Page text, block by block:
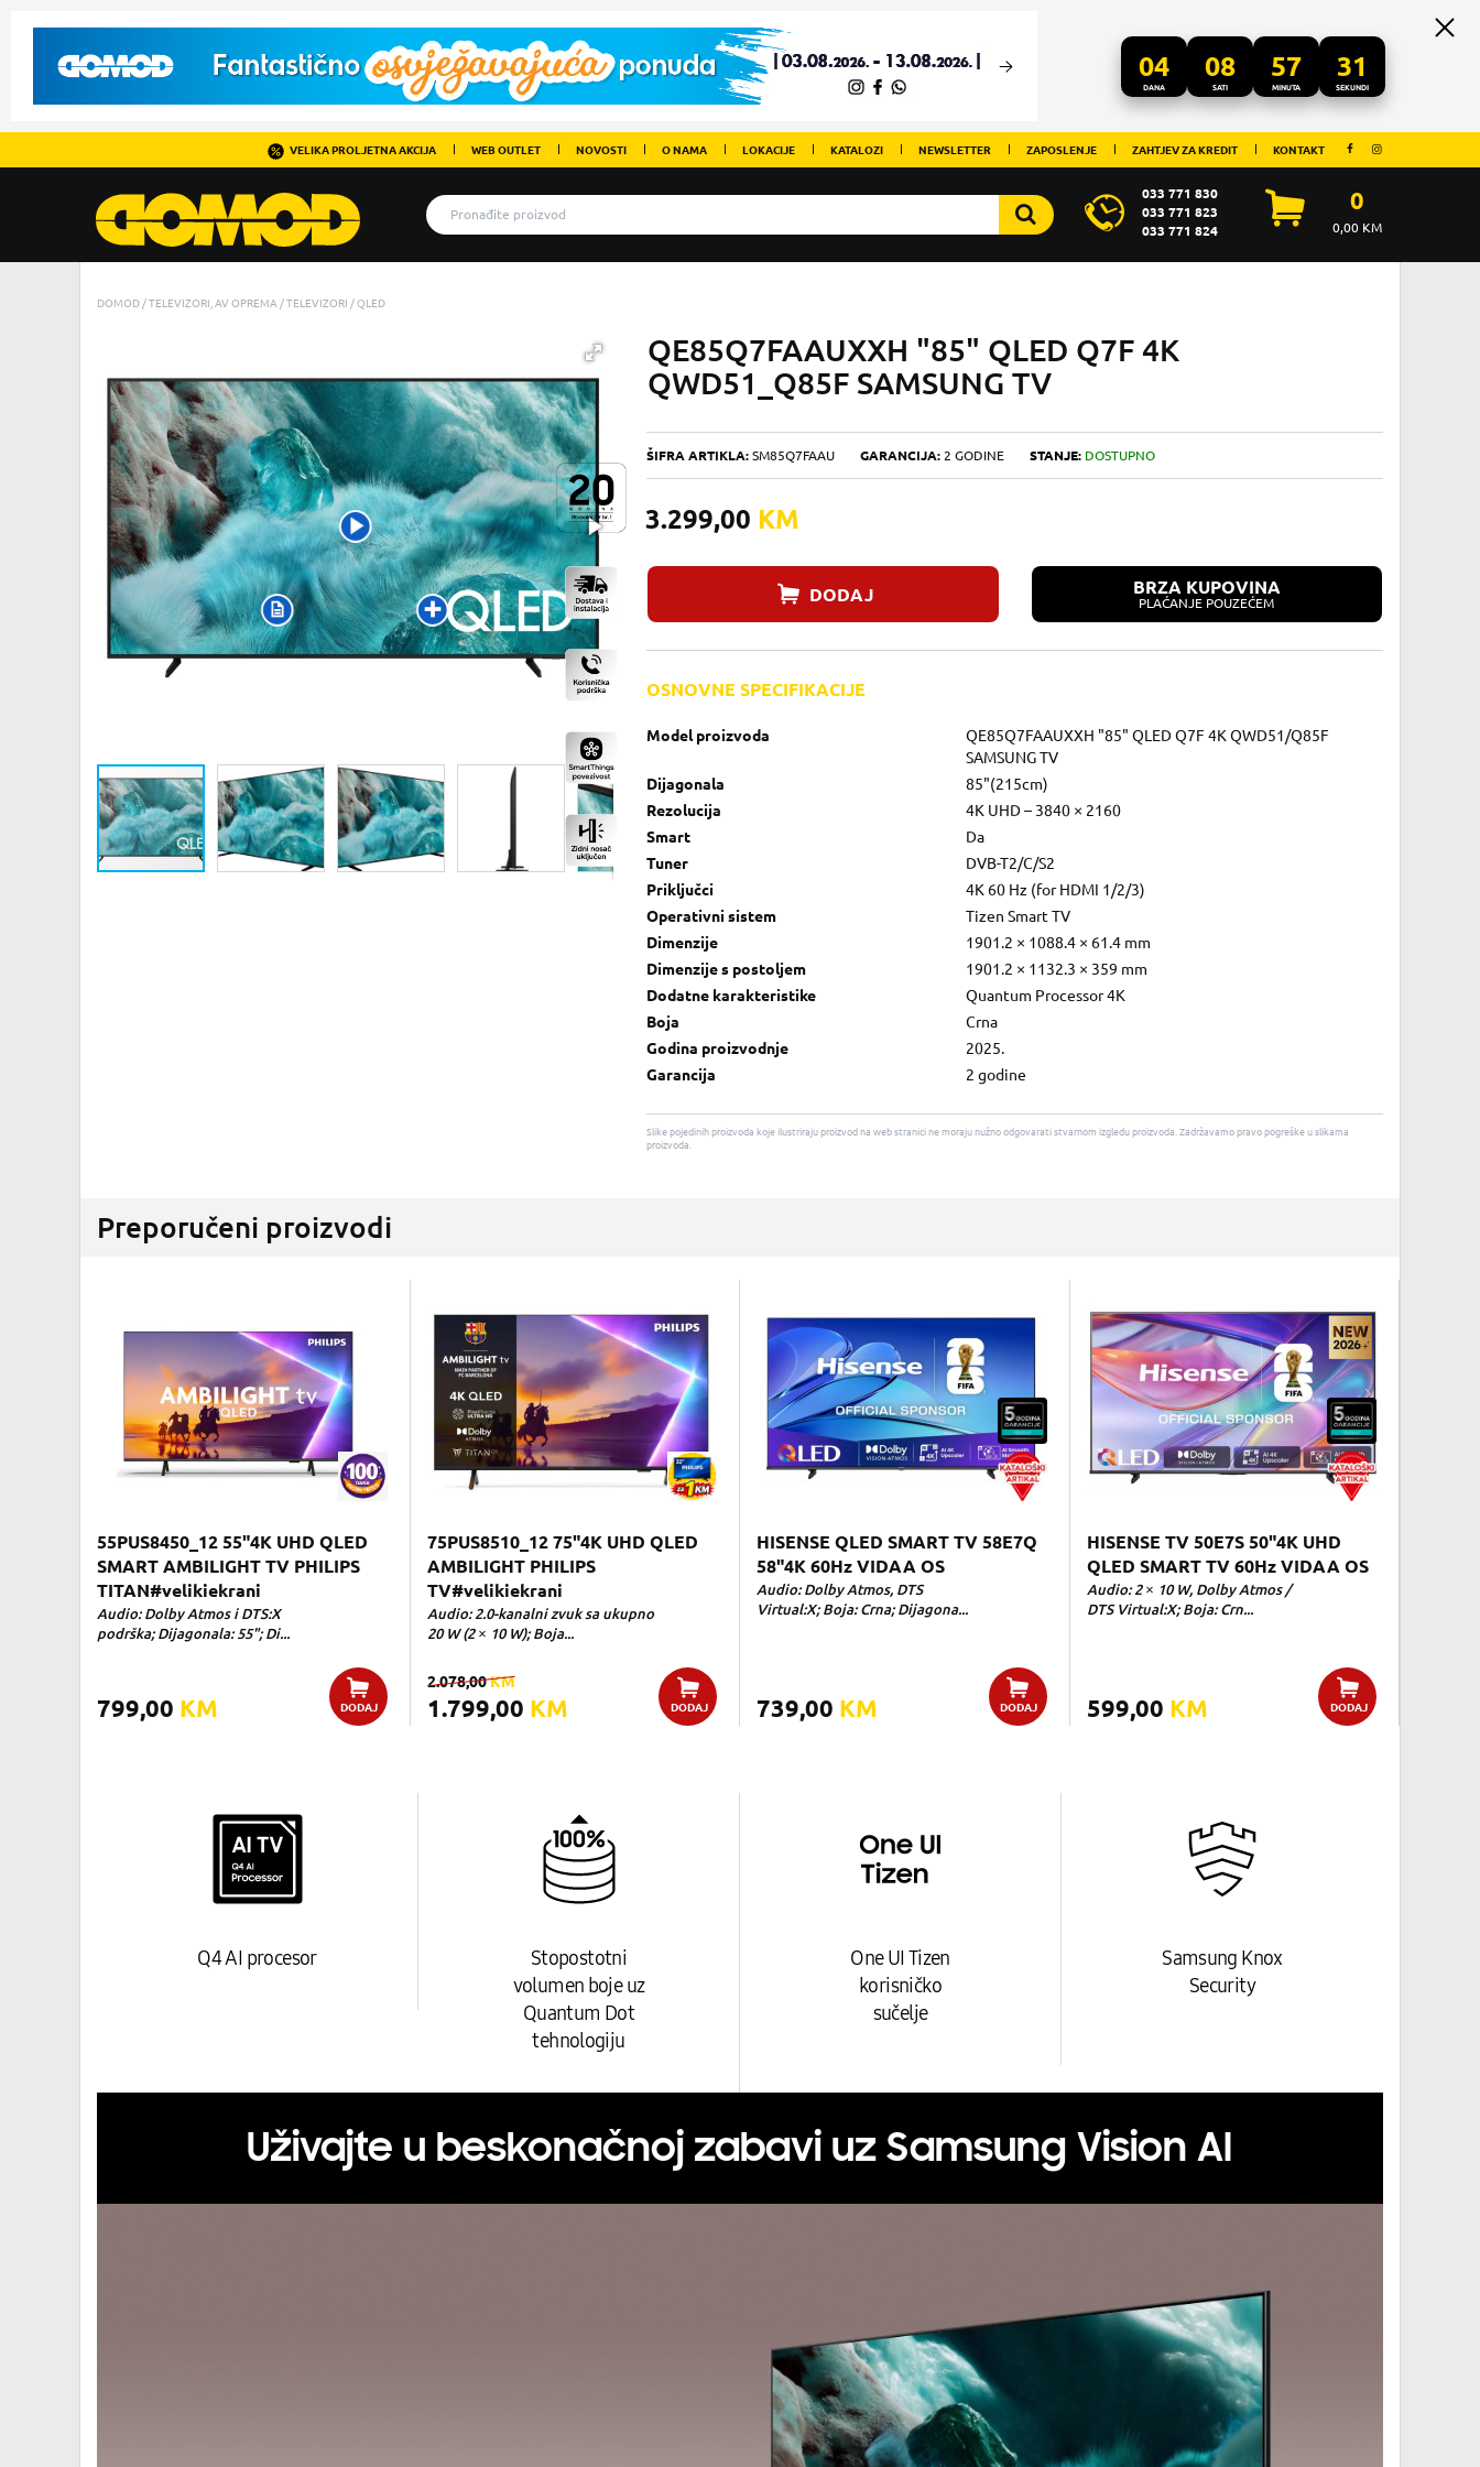
04
DANA
08
SATI
57
MINUTA
29
SEKUNDI
VELIKA PROLJETNA AKCIJA WEB OUTLET NOVOSTI O NAMA LOKACIJE KATALOZI NEWSLETTER ZAPOSLENJE ZAHTJEV ZA KREDIT KONTAKT
033 771 830
033 771 823
033 771 824
0
0,00KM
DOMOD TELEVIZORI, AV OPREMA TELEVIZORI QLED
QE85Q7FAAUXXH "85" QLED Q7F 4K
QWD51_Q85F SAMSUNG TV
ŠIFRA ARTIKLA: SM85Q7FAAU GARANCIJA: 2 GODINE STANJE: DOSTUPNO
3.299,00 KM
DODAJ BRZA KUPOVINA
PLAĆANJE POUZEĆEM
OSNOVNE SPECIFIKACIJE
Model proizvoda
QE85Q7FAAUXXH "85" QLED Q7F 4K QWD51/Q85F
SAMSUNG TV
Dijagonala
85"(215cm)
Rezolucija
4K UHD – 3840 × 2160
Smart
Da
Tuner
DVB-T2/C/S2
Priključci
4K 60 Hz (for HDMI 1/2/3)
Operativni sistem
Tizen Smart TV
Dimenzije
1901.2 × 1088.4 × 61.4 mm
Dimenzije s postoljem
1901.2 × 1132.3 × 359 mm
Dodatne karakteristike
Quantum Processor 4K
Boja
Crna
Godina proizvodnje
2025.
Garancija
2 godine
Slike pojedinih proizvoda koje ilustriraju proizvod na web stranici ne moraju nužno odgovarati stvarnom izgledu proizvoda. Zadržavamo pravo pogreške u slikama
proizvoda.
Preporučeni proizvodi
55PUS8450_12 55"4K UHD QLED
SMART AMBILIGHT TV PHILIPS
TITAN#velikiekrani
Audio: Dolby Atmos i DTS:X
podrška; Dijagonala: 55"; Di...
799,00 KM DODAJ
75PUS8510_12 75"4K UHD QLED
AMBILIGHT PHILIPS
TV#velikiekrani
Audio: 2.0-kanalni zvuk sa ukupno
20 W (2 × 10 W); Boja...
1.799,00 KM
2.078,00KM
DODAJ
HISENSE QLED SMART TV 58E7Q
58"4K 60Hz VIDAA OS
Audio: Dolby Atmos, DTS
Virtual:X; Boja: Crna; Dijagona...
739,00 KM DODAJ
HISENSE TV 50E7S 50"4K UHD
QLED SMART TV 60Hz VIDAA OS
Audio: 2 × 10 W, Dolby Atmos /
DTS Virtual:X; Boja: Crn...
599,00 KM DODAJ
Q4 AI procesor
Stopostotni
volumen boje uz
Quantum Dot
tehnologiju
One UI Tizen
korisničko
sučelje
Samsung Knox
Security
Uživajte u beskonačnoj zabavi uz Samsung Vision AI